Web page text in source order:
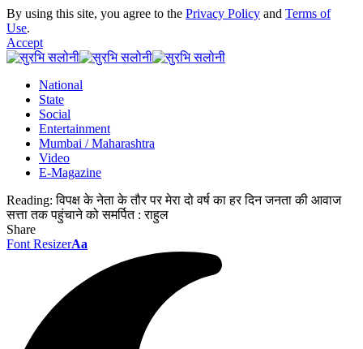
By using this site, you agree to the Privacy Policy and Terms of
Use.
Accept
National
State
Social
Entertainment
Mumbai / Maharashtra
Video
E-Magazine
Reading: विपक्ष के नेता के तौर पर मेरा दो वर्ष का हर दिन जनता की आवाज
सत्ता तक पहुंचाने को समर्पित : राहुल
Share
Font ResizerAa